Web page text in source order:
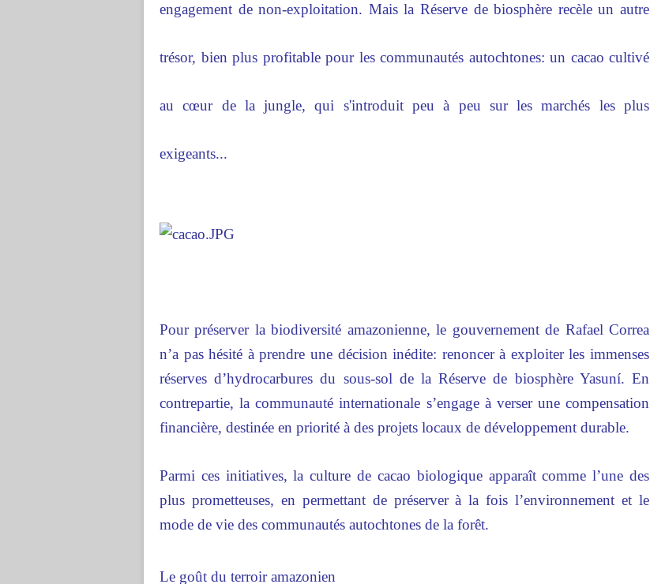
engagement de non-exploitation. Mais la Réserve de biosphère recèle un autre
trésor, bien plus profitable pour les communautés autochtones: un cacao cultivé
au cœur de la jungle, qui s'introduit peu à peu sur les marchés les plus
exigeants...
Pour préserver la biodiversité amazonienne, le gouvernement de Rafael Correa
n’a pas hésité à prendre une décision inédite: renoncer à exploiter les immenses
réserves d’hydrocarbures du sous-sol de la Réserve de biosphère Yasuní. En
contrepartie, la communauté internationale s’engage à verser une compensation
financière, destinée en priorité à des projets locaux de développement durable.
Parmi ces initiatives, la culture de cacao biologique apparaît comme l’une des
plus prometteuses, en permettant de préserver à la fois l’environnement et le
mode de vie des communautés autochtones de la forêt.
Le goût du terroir amazonien